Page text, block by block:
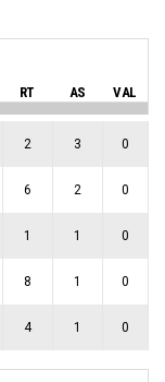
RT AS VAL
2 3 0
6 2 0
1 1 0
8 1 0
4 1 0